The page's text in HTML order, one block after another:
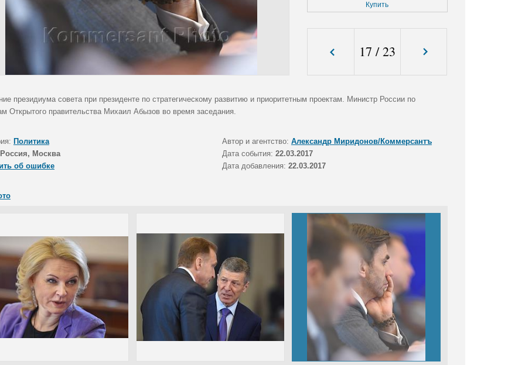
Купить
17 /23
президиума совета при президенте по стратегическому развитию и приоритетным проектам. Министр России по
Открытого правительства Михаил Абызов во время заседания.
Политика Автор и агентство: Александр Миридонов/Коммерсантъ
Россия, Москва Дата события: 22.03.2017
об ошибке
Дата добавления: 22.03.2017